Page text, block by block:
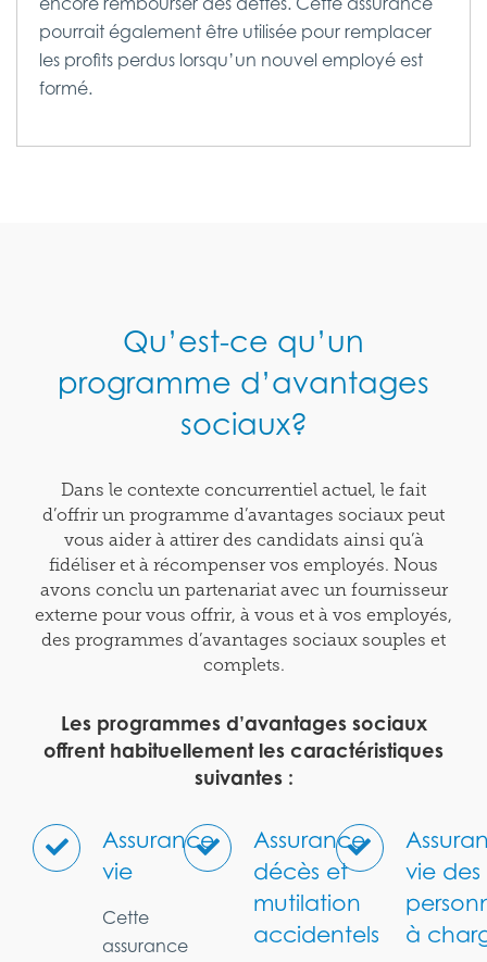
pourrait également être utilisée pour remplacer
les profits perdus lorsqu’un nouvel employé est
formé.
Qu’est-ce qu’un
programme d’avantages
sociaux?
Dans le contexte concurrentiel actuel, le fait
d’offrir un programme d’avantages sociaux peut
vous aider à attirer des candidats ainsi qu’à
fidéliser et à récompenser vos employés. Nous
avons conclu un partenariat avec un fournisseur
externe pour vous offrir, à vous et à vos employés,
des programmes d’avantages sociaux souples et
complets.
Les programmes d’avantages sociaux
offrent habituellement les caractéristiques
suivantes :
Assurance
vie
Cette
assurance
Assurance
décès et
mutilation
accidentels
vie des
à